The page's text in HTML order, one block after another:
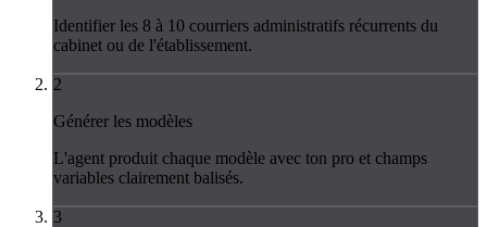
Identifier les 8 à 10 courriers administratifs récurrents du
cabinet ou de l'établissement.
2
Générer les modèles
L'agent produit chaque modèle avec ton pro et champs
variables clairement balisés.
3